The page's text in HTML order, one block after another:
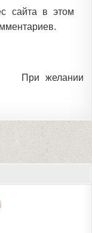
сайта в этом
При желании